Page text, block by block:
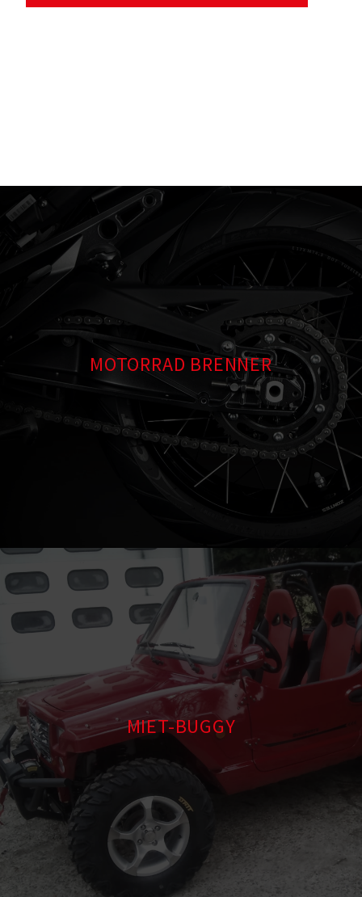
MOTORRAD BRENNER
MIET-BUGGY